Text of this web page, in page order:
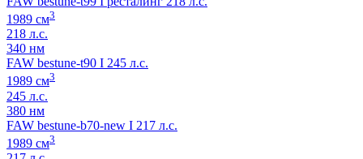
1989 см3
218 л.с.
340 нм
FAW bestune-t90 I 245 л.с.
1989 см3
245 л.с.
380 нм
FAW bestune-b70-new I 217 л.с.
1989 см3